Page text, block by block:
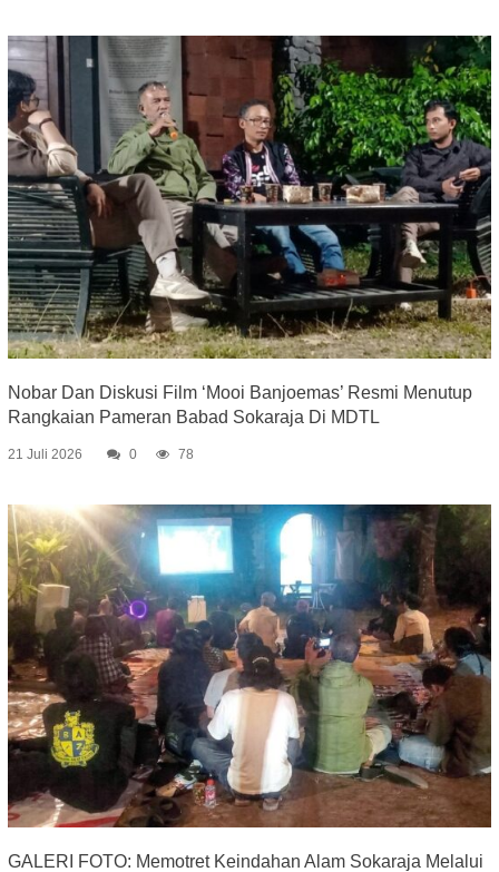
Nobar Dan Diskusi Film ‘Mooi Banjoemas’ Resmi Menutup
Rangkaian Pameran Babad Sokaraja Di MDTL
21 Juli 2026 0 78
GALERI FOTO: Memotret Keindahan Alam Sokaraja Melalui